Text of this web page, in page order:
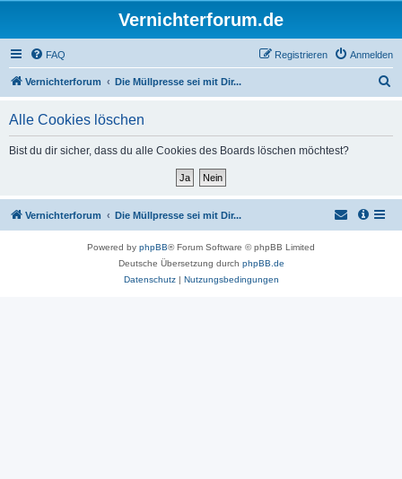
Vernichterforum.de
FAQ Anmelden
Registrieren
Vernichterforum Die Müllpresse sei mit Dir...
Alle Cookies löschen
Bist du dir sicher, dass du alle Cookies des Boards löschen möchtest?
Vernichterforum Die Müllpresse sei mit Dir...
Powered by phpBB® Forum Software © phpBB Limited
Deutsche Übersetzung durch phpBB.de
Datenschutz| Nutzungsbedingungen